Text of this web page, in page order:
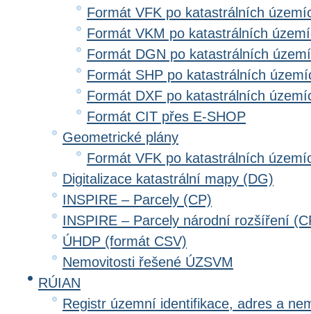
Formát VFK po katastrálních
Formát VKM po katastrálních
Formát DGN po katastrálních
Formát SHP po katastrálních
Formát DXF po katastrálních
Formát CIT přes E-SHOP
Geometrické plány
Formát VFK po katastrálních
Digitalizace katastrální mapy (DG)
INSPIRE – Parcely (CP)
INSPIRE – Parcely národní rozšíření
ÚHDP (formát CSV)
Nemovitosti řešené ÚZSVM
RÚIAN
Registr územní identifikace, adres a